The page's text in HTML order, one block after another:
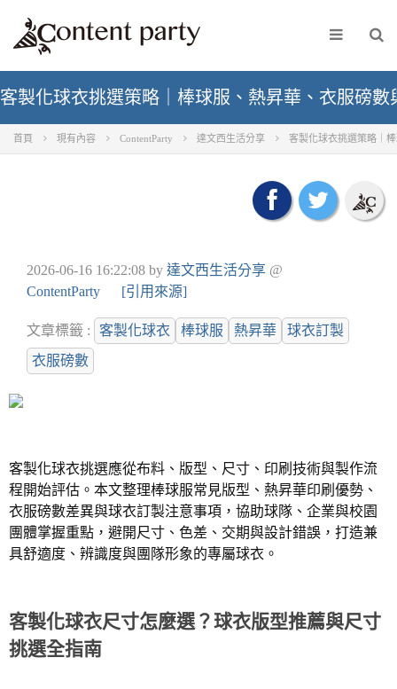
客製化球衣挑選策略｜棒球服、熱昇華、衣服磅
首頁 現有內容 ContentParty 達文西生活分享 客製化球衣挑選策略｜
2026-06-16 16:22:08 by 達文西生活分享 @
ContentParty
[引用來源]
文章標籤 : 客製化球衣 棒球服 熱昇華
球衣訂製
衣服磅數
客製化球衣挑選應從布料、版型、尺寸、印刷技術與製作流
程開始評估。本文整理棒球服常見版型、熱昇華印刷優勢、
衣服磅數差異與球衣訂製注意事項，協助球隊、企業與校園
團體掌握重點，避開尺寸、色差、交期與設計錯誤，打造兼
具舒適度、辨識度與團隊形象的專屬球衣。
客製化球衣尺寸怎麼選？球衣版型推薦與尺寸
挑選全指南